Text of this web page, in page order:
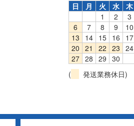
日
月 火 水 木
1
2 3
6
7 8 9 10
13
14 15 16 17
20 21 22 23 24
27 28 29 30
(
発送業務休日)